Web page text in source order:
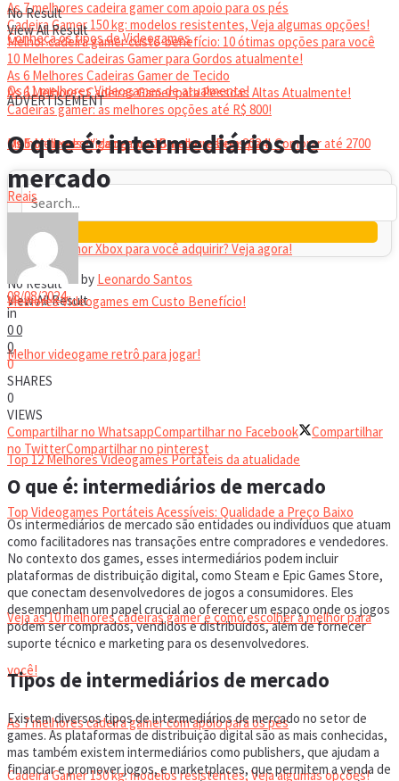
As 7 melhores cadeira gamer com apoio para os pés
Cadeira Gamer 150 kg: modelos resistentes, Veja algumas opções!
Melhor cadeira gamer custo-benefício: 10 ótimas opções para você
10 Melhores Cadeiras Gamer para Gordos atualmente!
As 6 Melhores Cadeiras Gamer de Tecido
As 6 Melhores Cadeiras Gamer para Pessoas Altas Atualmente!
Cadeiras gamer: as melhores opções até R$ 800!
Melhor headset gamer: os 10 melhores em 2024!
No Result
View All Result
Conheça os tipos de Videogames
Os 11 melhores Videogames de atualmente!
Os 5 Melhores Videogames Baratos e Bons para Comprar até 2700
Reais
Qual é o melhor Xbox para você adquirir? Veja agora!
Melhores Videogames em Custo Benefício!
Melhor videogame retrô para jogar!
VIDEOGAMES PORTÁTEIS
Top 12 Melhores Videogames Portáteis da atualidade
Top Videogames Portáteis Acessíveis: Qualidade a Preço Baixo
CADEIRA GAMER
Veja as 10 melhores cadeiras gamer e como escolher a melhor para
você!
As 7 melhores cadeira gamer com apoio para os pés
Cadeira Gamer 150 kg: modelos resistentes, Veja algumas opções!
No Result
View All Result
ADVERTISEMENT
O que é: intermediários de
mercado
by Leonardo Santos
08/08/2024
in
00
0
0
SHARES
0
VIEWS
Compartilhar no WhatsappCompartilhar no Facebook
Compartilhar
no TwitterCompartilhar no pinterest
O que é: intermediários de mercado
Os intermediários de mercado são entidades ou indivíduos que atuam
como facilitadores nas transações entre compradores e vendedores.
No contexto dos games, esses intermediários podem incluir
plataformas de distribuição digital, como Steam e Epic Games Store,
que conectam desenvolvedores de jogos a consumidores. Eles
desempenham um papel crucial ao oferecer um espaço onde os jogos
podem ser comprados, vendidos e distribuídos, além de fornecer
suporte técnico e marketing para os desenvolvedores.
Tipos de intermediários de mercado
Existem diversos tipos de intermediários de mercado no setor de
games. As plataformas de distribuição digital são as mais conhecidas,
mas também existem intermediários como publishers, que ajudam a
financiar e promover jogos, e marketplaces, que permitem a venda de